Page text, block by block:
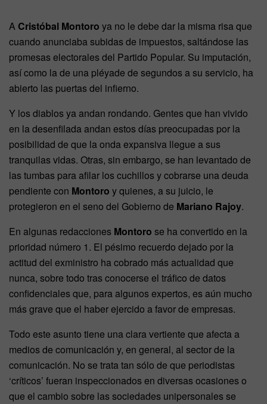
A Cristóbal Montoro ya no le debe dar la misma risa que
cuando anunciaba subidas de impuestos, saltándose las
promesas electorales del Partido Popular. Su imputación,
así como la de una pléyade de segundos a su servicio, ha
abierto las puertas del infierno.
Y los diablos ya andan rondando. Gentes que han vivido
en la desenfilada andan estos días preocupadas por la
posibilidad de que la onda expansiva llegue a sus
tranquilas vidas. Otras, sin embargo, se han levantado de
las tumbas para afilar los cuchillos y cobrarse una deuda
pendiente con Montoro y quienes, a su juicio, le
protegieron en el seno del Gobierno de Mariano Rajoy.
En algunas redacciones Montoro se ha convertido en la
prioridad número 1. El pésimo recuerdo dejado por la
actitud del exministro ha cobrado más actualidad que
nunca, sobre todo tras conocerse el tráfico de datos
confidenciales que, para algunos expertos, es aún mucho
más grave que el haber ejercido a favor de empresas.
Todo este asunto tiene una clara vertiente que afecta a
medios de comunicación y, en general, al sector de la
comunicación. No se trata tan sólo de que periodistas
‘críticos’ fueran inspeccionados en diversas ocasiones o
que el cambio sobre las sociedades unipersonales se